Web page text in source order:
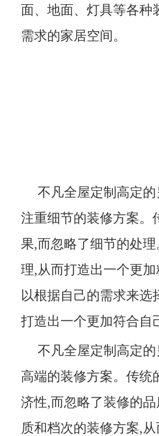
面、地面、灯具等各种
需求的家居空间。
不凡全屋定制高定
注重细节的装修方案。
果,而忽略了细节的处
理,从而打造出一个更
以根据自己的需求来选
打造出一个更加符合自
不凡全屋定制高定
高端的装修方案。传统
济性,而忽略了装修的
质和档次的装修方案,